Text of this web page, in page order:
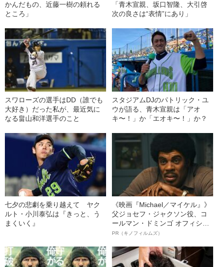
かんだもの、近藤一樹の頼れる
ところ」
「青木宣親、坂口智隆、大引啓
次の良さは“表情”にあり」
スワローズの選手はDD（誰でも
大好き）だった私が、最近気に
なる畠山和洋選手のこと
スタジアムDJのパトリック・ユ
ウが語る、青木宣親は「アオ
キ〜！」か「エオキ〜！」か？
七夕の悲劇を乗り越えて ヤク
ルト・小川泰弘は『きっと、う
まくいく』
《映画『Michael／マイケル』》
父ジョセフ・ジャクソン役、コ
ールマン・ドミンゴ オフィシャ
ルインタビュー“観客を魅了した
語る”《日本興収70億円突破》
PR（キノフィルムズ）